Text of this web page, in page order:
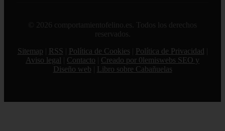
© 2026 comportamientofelino.es. Todos los derechos
reservados.
Sitemap
RSS Política de Cookies Política de Privacidad
Aviso legal
Contacto
Creado por 0lemiswebs SEO y
Diseño web
Libro sobre Cabañuelas